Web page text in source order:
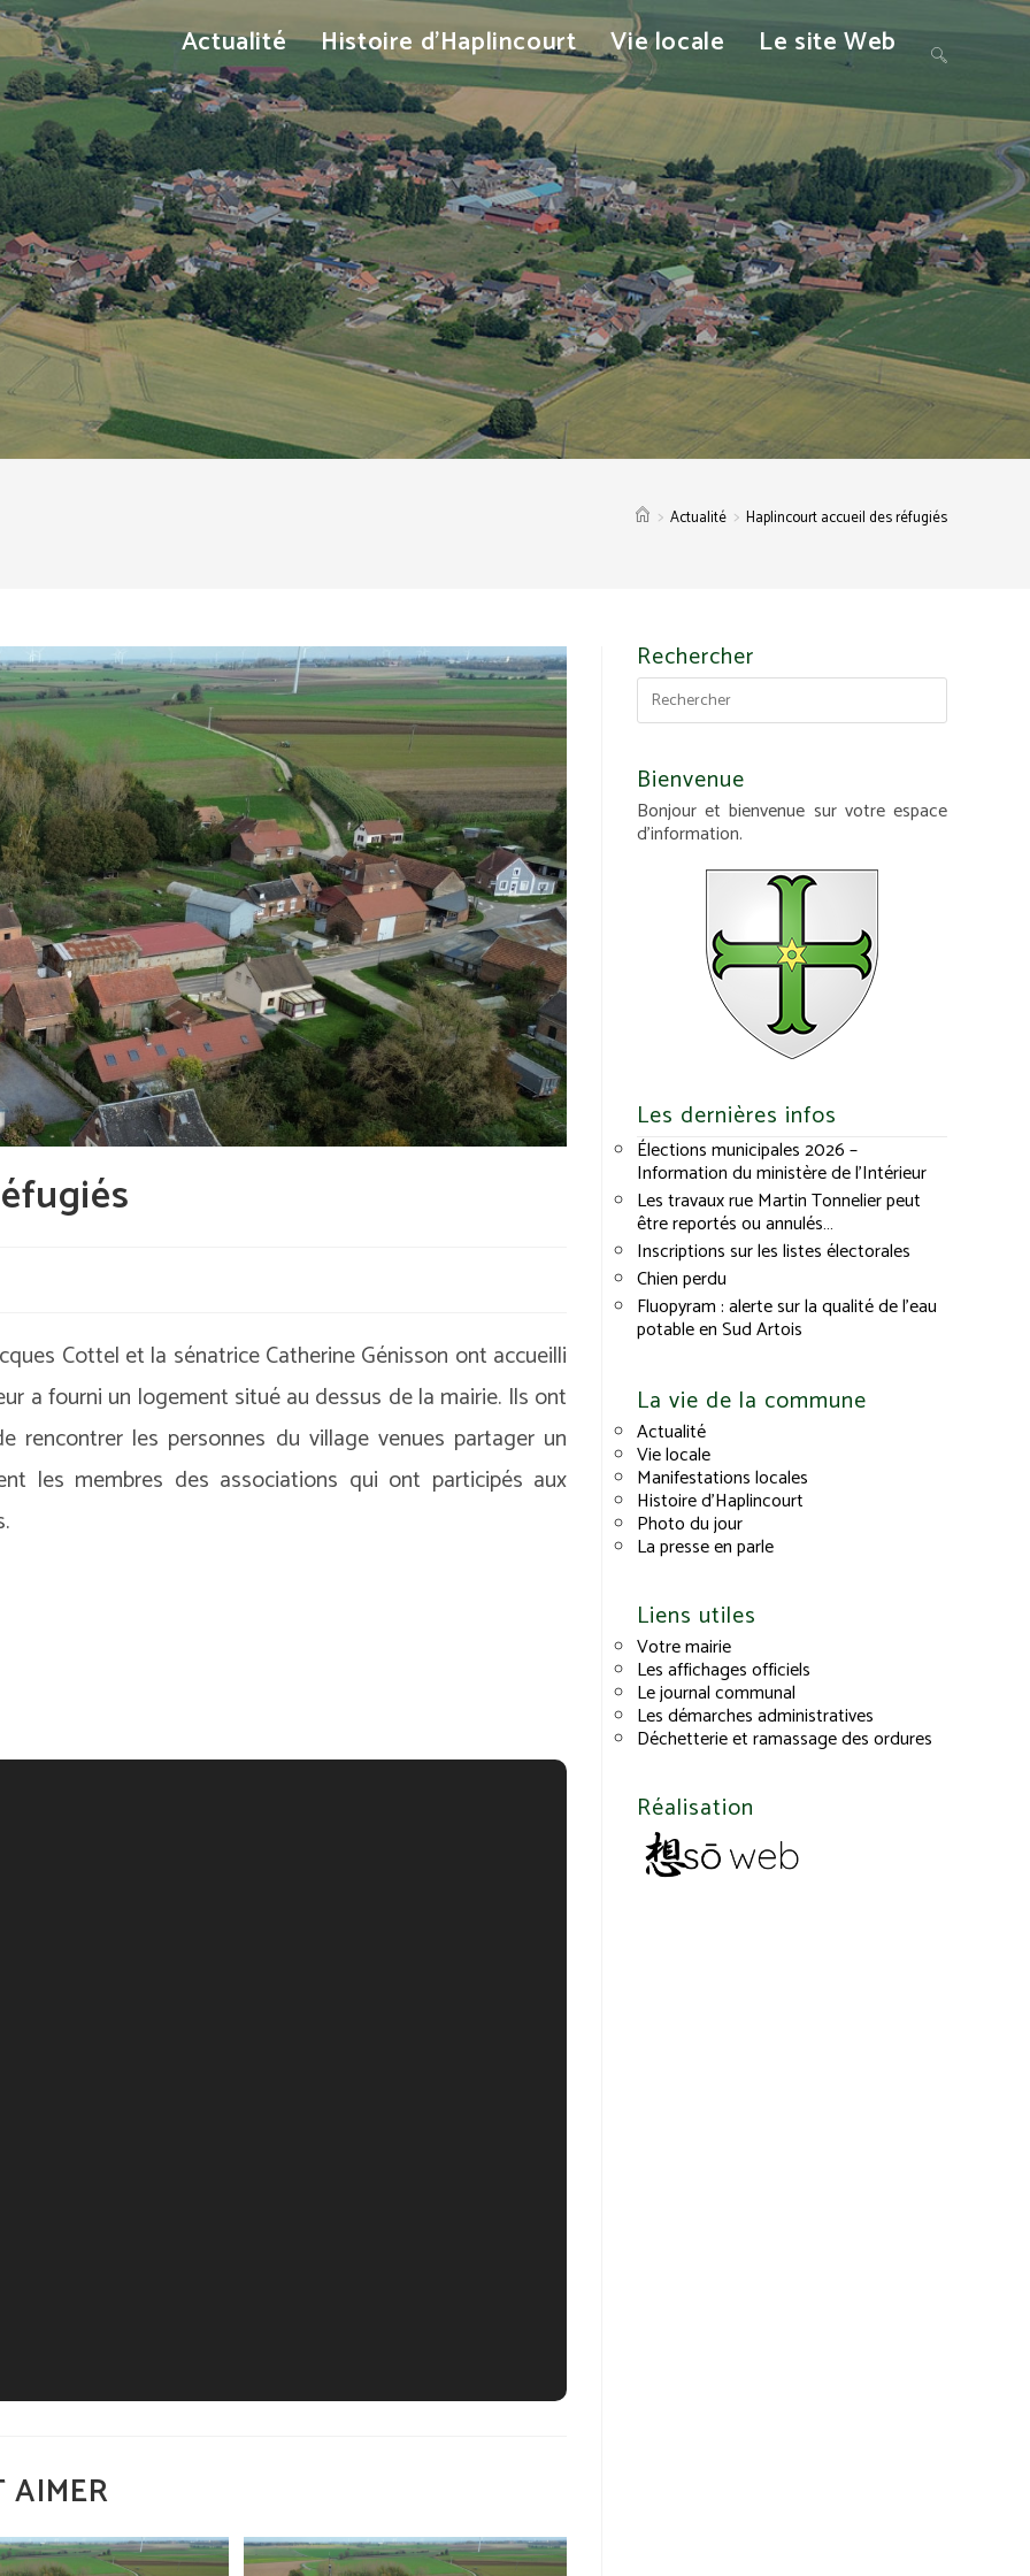
Actualité Histoire d’Haplincourt Vie locale Le site Web Toggle
website
search
> Actualité > Haplincourt accueil des réfugiés
Cottel et la sénatrice Catherine Génisson ont accueilli
a fourni un logement situé au dessus de la mairie. Ils ont
les personnes du village venues partager un
les membres des associations qui ont participés aux
AIMER
Rechercher
Bienvenue
Bonjour et bienvenue sur votre espace
d'information.
Les dernières infos
Élections municipales 2026 –
Information du ministère de l’Intérieur
Les travaux rue Martin Tonnelier peut
être reportés ou annulés…
Inscriptions sur les listes électorales
Chien perdu
Fluopyram : alerte sur la qualité de l’eau
potable en Sud Artois
La vie de la commune
Actualité
Vie locale
Manifestations locales
Histoire d’Haplincourt
Photo du jour
La presse en parle
Liens utiles
Votre mairie
Les affichages officiels
Le journal communal
Les démarches administratives
Déchetterie et ramassage des ordures
Réalisation